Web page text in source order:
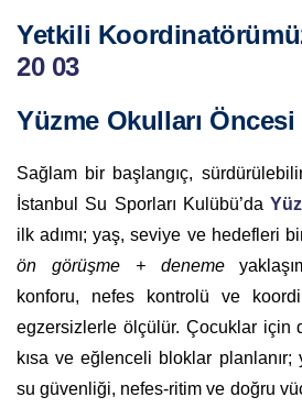
Yetkili
20 03
Yüzme Okulları
Sağlam bir başlangıç,
İstanbul Su Sporları Kulübü’da
ilk adımı; yaş, seviye ve hedefleri
ön görüşme + deneme
konforu, nefes kontrolü ve
egzersizlerle ölçülür. Çocuklar için
kısa ve eğlenceli bloklar planlanır;
su güvenliği, nefes-ritim ve doğru